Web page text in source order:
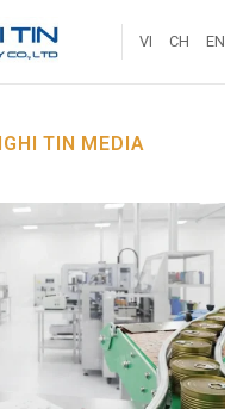
VI CH EN
TIN MEDIA